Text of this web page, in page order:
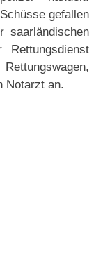
gefallen
saarländischen
Notarzt an.